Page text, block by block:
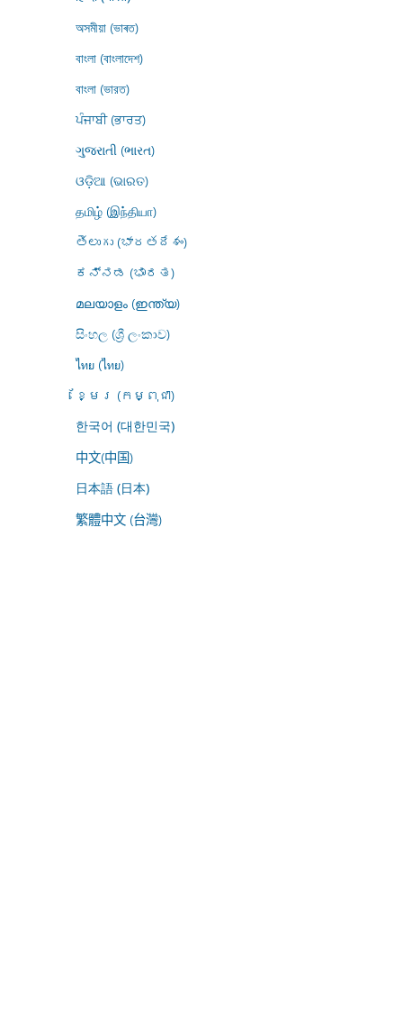
অসমীয়া (ভাৰত)
বাংলা (বাংলাদেশ)
বাংলা (ভারত)
ਪੰਜਾਬੀ (ਭਾਰਤ)
ગુજરાતી (ભારત)
ଓଡ଼ିଆ (ଭାରତ)
தமிழ் (இந்தியா)
తెలుగు (భారతదేశం)
ಕನ್ನಡ (ಭಾರತ)
മലയാളം (ഇന്ത്യ)
සිංහල (ශ්‍රී ලංකාව)
ไทย (ไทย)
ខ្មែរ (កម្ពុជា)
한국어 (대한민국)
中文(中国)
日本語 (日本)
繁體中文 (台灣)